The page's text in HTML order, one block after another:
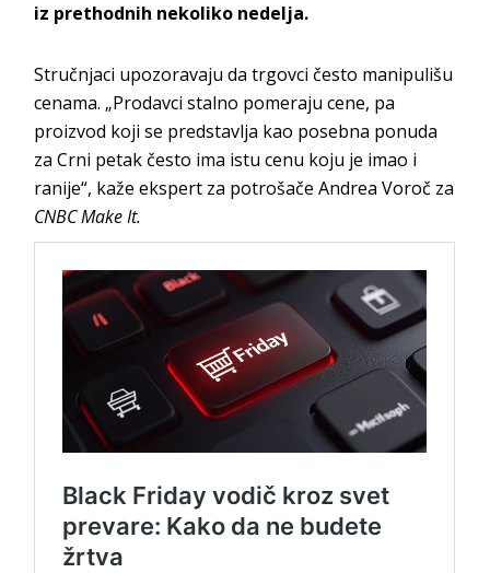
iz prethodnih nekoliko nedelja.
Stručnjaci upozoravaju da trgovci često manipulišu
cenama. „Prodavci stalno pomeraju cene, pa
proizvod koji se predstavlja kao posebna ponuda
za Crni petak često ima istu cenu koju je imao i
ranije“, kaže ekspert za potrošače Andrea Voroč za
CNBC Make It.